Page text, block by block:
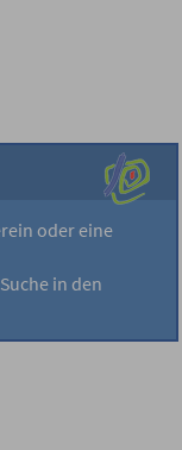
oder eine
in den